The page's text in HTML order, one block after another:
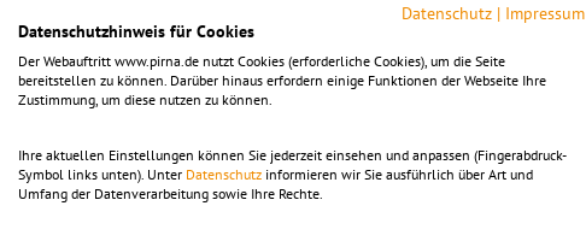
Termin jetzt online
buchen
Datenschutz | Impressum
Datenschutzhinweis für Cookies
Der Webauftritt www.pirna.de nutzt Cookies (erforderliche Cookies), um die Seite
bereitstellen zu können. Darüber hinaus erfordern einige Funktionen der Webseite Ihre
Zustimmung, um diese nutzen zu können.
Ihre aktuellen Einstellungen können Sie jederzeit einsehen und anpassen (Fingerabdruck-
Symbol links unten). Unter Datenschutz informieren wir Sie ausführlich über Art und
Umfang der Datenverarbeitung sowie Ihre Rechte.